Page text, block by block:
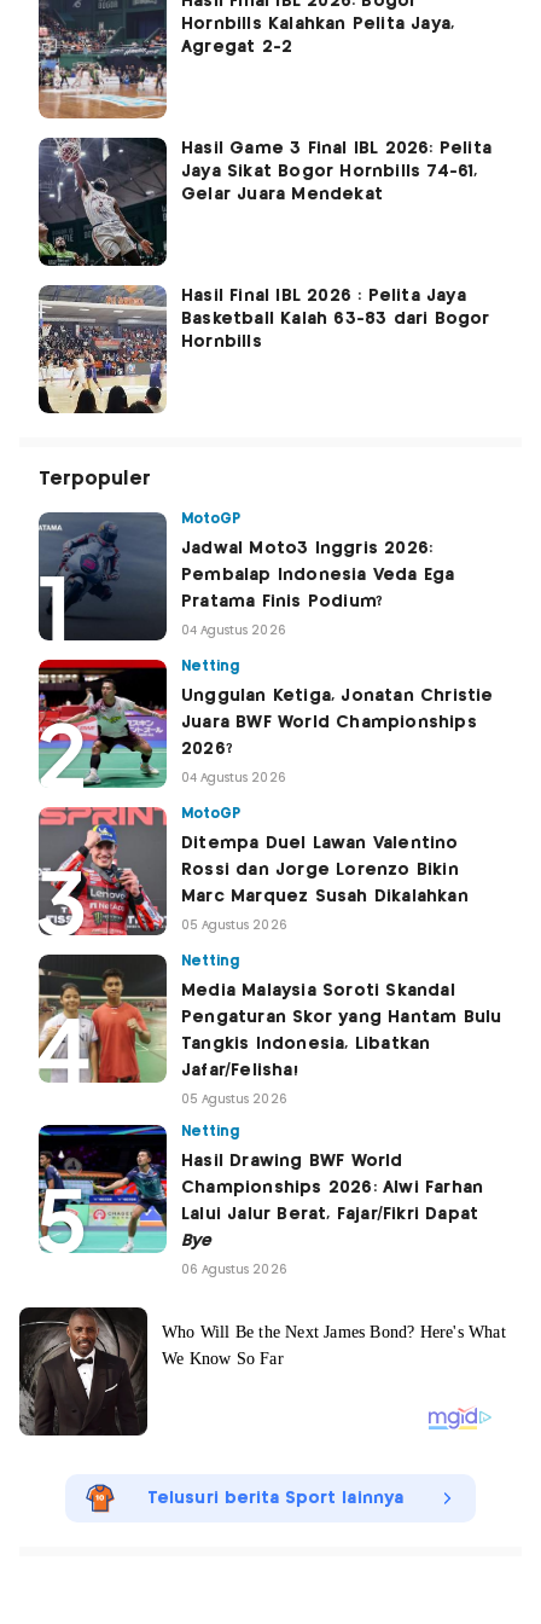
Hornbills Kalahkan Pelita Jaya,
Agregat 2-2
Hasil Game 3 Final IBL 2026: Pelita
Jaya Sikat Bogor Hornbills 74-61,
Gelar Juara Mendekat
Hasil Final IBL 2026 : Pelita Jaya
Basketball Kalah 63-83 dari Bogor
Hornbills
Terpopuler
MotoGP
Jadwal Moto3 Inggris 2026:
Pembalap Indonesia Veda Ega
Pratama Finis Podium?
04 Agustus 2026
Netting
Unggulan Ketiga, Jonatan Christie
Juara BWF World Championships
2026?
04 Agustus 2026
MotoGP
Ditempa Duel Lawan Valentino
Rossi dan Jorge Lorenzo Bikin
Marc Marquez Susah Dikalahkan
05 Agustus 2026
Netting
Media Malaysia Soroti Skandal
Pengaturan Skor yang Hantam Bulu
Tangkis Indonesia, Libatkan
Jafar/Felisha!
05 Agustus 2026
Netting
Hasil Drawing BWF World
Championships 2026: Alwi Farhan
Lalui Jalur Berat, Fajar/Fikri Dapat
Bye
06 Agustus 2026
Telusuri berita Sport lainnya